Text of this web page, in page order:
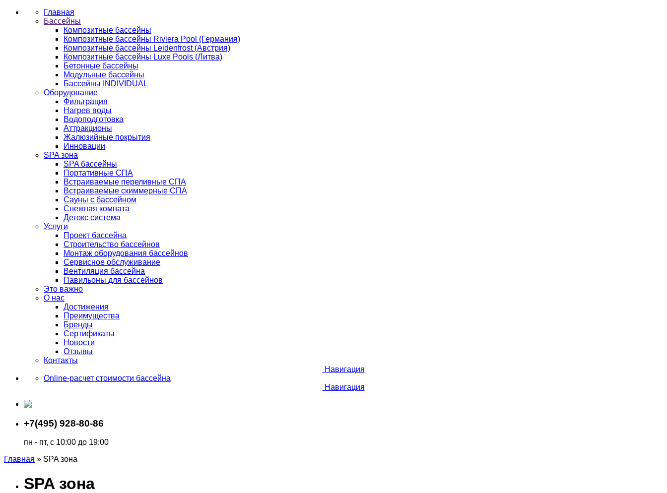
Главная
Бассейны
Композитные бассейны
Композитные бассейны Riviera Pool (Германия)
Композитные бассейны Leidenfrost (Австрия)
Композитные бассейны Luxe Pools (Литва)
Бетонные бассейны
Модульные бассейны
Бассейны INDIVIDUAL
Оборудование
Фильтрация
Нагрев воды
Водоподготовка
Аттракционы
Жалюзийные покрытия
Инновации
SPA зона
SPA бассейны
Портативные СПА
Встраиваемые переливные СПА
Встраиваемые скиммерные СПА
Сауны с бассейном
Снежная комната
Детокс система
Услуги
Проект бассейна
Строительство бассейнов
Монтаж оборудования бассейнов
Сервисное обслуживание
Вентиляция бассейна
Павильоны для бассейнов
Это важно
О нас
Достижения
Преимущества
Бренды
Сертификаты
Новости
Отзывы
Контакты
Навигация
Online-расчет стоимости бассейна
Навигация
+7(495) 928-80-86
пн - пт, с 10:00 до 19:00
Главная » SPA зона
SPA зона